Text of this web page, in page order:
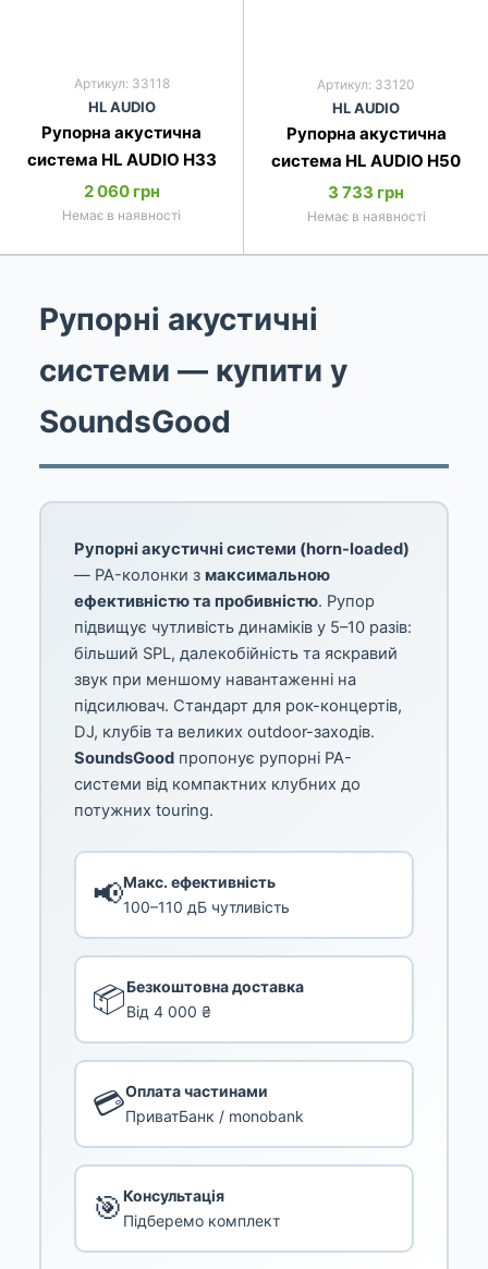
Артикул: 33118
HL AUDIO
Рупорна акустична
система HL AUDIO H33
2 060 грн
Немає в наявності
Артикул: 33120
HL AUDIO
Рупорна акустична
система HL AUDIO H50
3 733 грн
Немає в наявності
Рупорні акустичні
системи — купити у
SoundsGood
Рупорні акустичні системи (horn-loaded)
— PA-колонки з максимальною
ефективністю та пробивністю. Рупор
підвищує чутливість динаміків у 5–10 разів:
більший SPL, далекобійність та яскравий
звук при меншому навантаженні на
підсилювач. Стандарт для рок-концертів,
DJ, клубів та великих outdoor-заходів.
SoundsGood пропонує рупорні PA-
системи від компактних клубних до
потужних touring.
📢Макс. ефективність
100–110 дБ чутливість
📦Безкоштовна доставка
Від 4 000 ₴
💳Оплата частинами
ПриватБанк / monobank
🎯Консультація
Підберемо комплект